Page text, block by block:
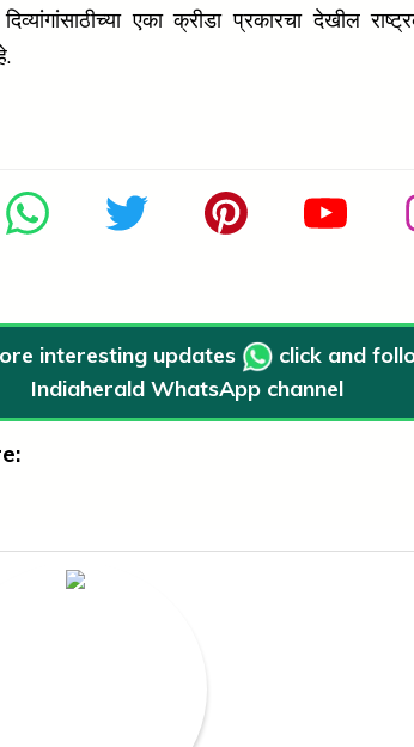
एका क्रीडा प्रकारचा देखील
interesting updates
click and
Indiaherald WhatsApp channel